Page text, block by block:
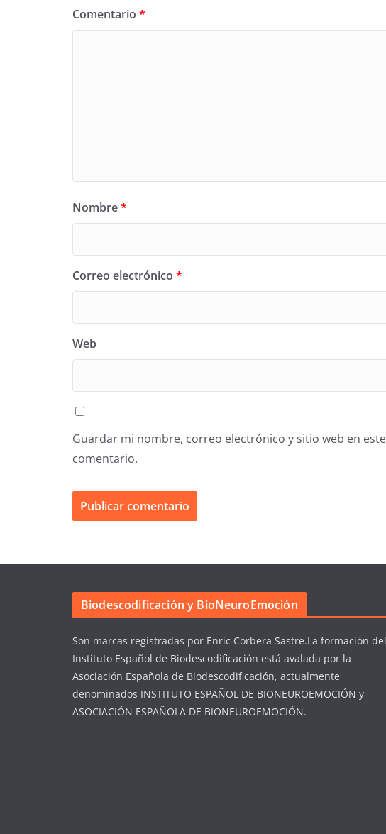
Comentario *
Nombre*
Correo electrónico *
Web
Guardar mi nombre, correo electrónico y sitio web en
comentario.
Biodescodificación y BioNeuroEmoción
Son marcas registradas por Enric Corbera Sastre.​La formación del
Instituto Español de Biodescodificación está avalada por la
Asociación Española de Biodescodificación, actualmente
denominados INSTITUTO ESPAÑOL DE BIONEUROEMOCIÓN y
ASOCIACIÓN ESPAÑOLA DE BIONEUROEMOCIÓN.